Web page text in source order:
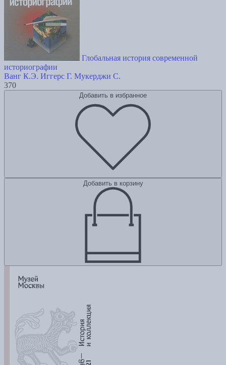
Глобальная история современной
историографии
Ванг К.Э. Иггерс Г. Мукерджи С.
370
Добавить в избранное
Добавить в корзину